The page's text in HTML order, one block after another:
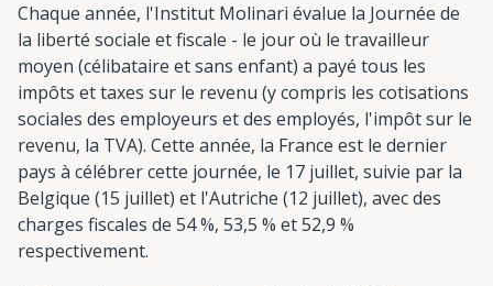
Chaque année, l'Institut Molinari évalue la Journée de
la liberté sociale et fiscale - le jour où le travailleur
moyen (célibataire et sans enfant) a payé tous les
impôts et taxes sur le revenu (y compris les cotisations
sociales des employeurs et des employés, l'impôt sur le
revenu, la TVA). Cette année, la France est le dernier
pays à célébrer cette journée, le 17 juillet, suivie par la
Belgique (15 juillet) et l'Autriche (12 juillet), avec des
charges fiscales de 54 %, 53,5 % et 52,9 %
respectivement.